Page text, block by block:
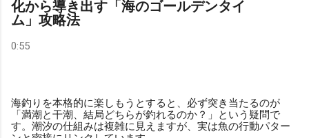
化から導き出す「海のゴールデンタイ
ム」攻略法
0:55
海釣りを本格的に楽しもうとすると、必ず突き当たるのが
「満潮と干潮、結局どちらが釣れるのか？」という疑問で
す。潮汐の仕組みは複雑に見えますが、実は魚の行動パター